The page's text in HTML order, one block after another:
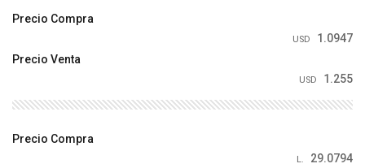
Precio Compra
USD
1.0947
Precio Venta
USD 1.255
Precio Compra
L.
29.0794